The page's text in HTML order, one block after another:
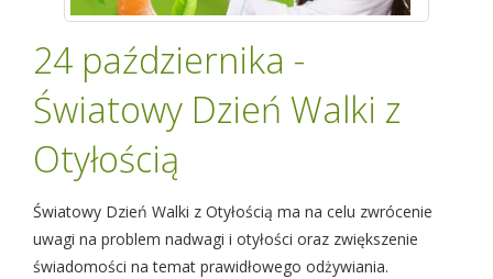
24 października -
Światowy Dzień Walki z
Otyłością
Światowy Dzień Walki z Otyłością ma na celu zwrócenie
uwagi na problem nadwagi i otyłości oraz zwiększenie
świadomości na temat prawidłowego odżywiania.